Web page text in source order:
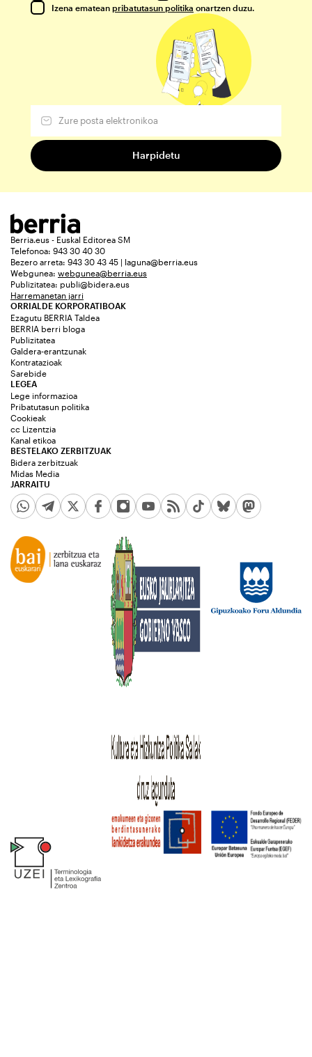
Izena ematean pribatutasun politika onartzen duzu.
Berria.eus - Euskal Editorea SM
Telefonoa: 943 30 40 30
Bezero arreta: 943 30 43 45 | laguna@berria.eus
Webgunea: webgunea@berria.eus
Publizitatea: publi@bidera.eus
Harremanetan jarri
ORRIALDE KORPORATIBOAK
Ezagutu BERRIA Taldea
BERRIA berri bloga
Publizitatea
Galdera-erantzunak
Kontratazioak
Sarebide
JARRAITU
LEGEA
Lege informazioa
Pribatutasun politika
Cookieak
cc Lizentzia
Kanal etikoa
BESTELAKO ZERBITZUAK
Bidera zerbitzuak
Midas Media